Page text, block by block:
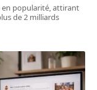
popularité, attirant
de 2 milliards